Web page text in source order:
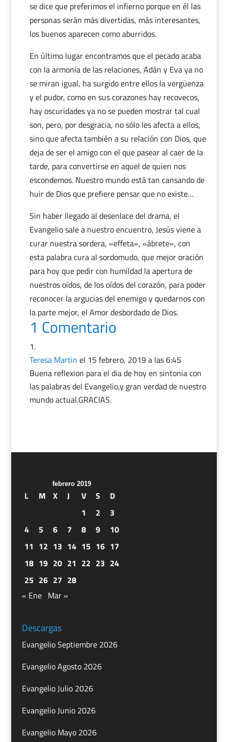
se dice que preferimos el infierno porque en él las
personas serán más divertidas, más interesantes,
los buenos aparecen como aburridos.
En último lugar encontramos que el pecado acaba
con la armonía de las relaciones, Adán y Eva ya no
se miran igual, ha surgido entre ellos la vergüenza
y el pudor, como en sus corazones hay recovecos,
hay oscuridades ya no se pueden mostrar tal cual
son, pero, por desgracia, no sólo les afecta a ellos,
sino que afecta también a su relación con Dios, que
deja de ser el amigo con el que pasear al caer de la
tarde, para convertirse en aquel de quien nos
escondemos. Nuestro mundo está tan cansando de
huir de Dios que prefiere pensar que no existe…
Sin haber llegado al desenlace del drama, el
Evangelio sale a nuestro encuentro, Jesús viene a
curar nuestra sordera, «effeta», «ábrete», con
esta palabra cura al sordomudo, que mejor oración
para hoy que pedir con humildad la apertura de
nuestros oídos, de los oídos del corazón, para poder
reconocer la argucias del enemigo y quedarnos con
la parte mejor, el Amor desbordado de Dios.
1 Comentario
Teresa Martin el 15 febrero, 2019 a las 6:45
Buena reflexion para el dia de hoy en sintonia con
las palabras del Evangelio,y gran verdad de nuestro
mundo actual.GRACIAS.
febrero 2019
L M X J V S
D
1
2
3
4
5 6 7 8 9
10
11 12 13 14 15 16 17
18 19 20 21 22 23 24
25 26 27 28
« Ene Mar »
Descargas
Evangelio Septiembre 2026
Evangelio Agosto 2026
Evangelio Julio 2026
Evangelio Junio 2026
Evangelio Mayo 2026